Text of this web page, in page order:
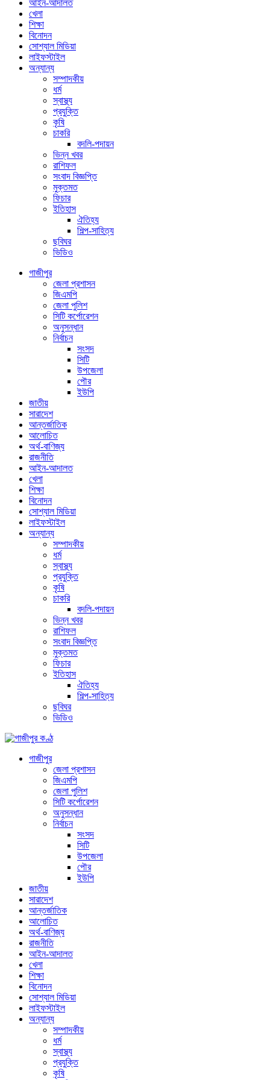
আইন-আদালত
খেলা
শিক্ষা
বিনোদন
সোশ্যাল মিডিয়া
লাইফস্টাইল
অন্যান্য
সম্পাদকীয়
ধর্ম
স্বাস্থ্য
প্রযুক্তি
কৃষি
চাকরি
বদলি-পদায়ন
ভিন্ন খবর
রাশিফল
সংবাদ বিজ্ঞপ্তি
মুক্তমত
ফিচার
ইতিহাস
ঐতিহ্য
শিল্প-সাহিত্য
ছবিঘর
ভিডিও
গাজীপুর
জেলা প্রশাসন
জিএমপি
জেলা পুলিশ
সিটি কর্পোরেশন
অনুসন্ধান
নির্বাচন
সংসদ
সিটি
উপজেলা
পৌর
ইউপি
জাতীয়
সারাদেশ
আন্তর্জাতিক
আলোচিত
অর্থ-বাণিজ্য
রাজনীতি
আইন-আদালত
খেলা
শিক্ষা
বিনোদন
সোশ্যাল মিডিয়া
লাইফস্টাইল
অন্যান্য
সম্পাদকীয়
ধর্ম
স্বাস্থ্য
প্রযুক্তি
কৃষি
চাকরি
বদলি-পদায়ন
ভিন্ন খবর
রাশিফল
সংবাদ বিজ্ঞপ্তি
মুক্তমত
ফিচার
ইতিহাস
ঐতিহ্য
শিল্প-সাহিত্য
ছবিঘর
ভিডিও
গাজীপুর
জেলা প্রশাসন
জিএমপি
জেলা পুলিশ
সিটি কর্পোরেশন
অনুসন্ধান
নির্বাচন
সংসদ
সিটি
উপজেলা
পৌর
ইউপি
জাতীয়
সারাদেশ
আন্তর্জাতিক
আলোচিত
অর্থ-বাণিজ্য
রাজনীতি
আইন-আদালত
খেলা
শিক্ষা
বিনোদন
সোশ্যাল মিডিয়া
লাইফস্টাইল
অন্যান্য
সম্পাদকীয়
ধর্ম
স্বাস্থ্য
প্রযুক্তি
কৃষি